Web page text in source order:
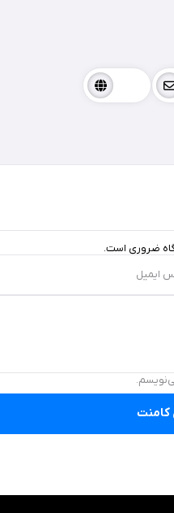
ضروری است.
ایمیل
کامنت